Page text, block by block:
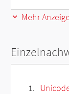
Mehr